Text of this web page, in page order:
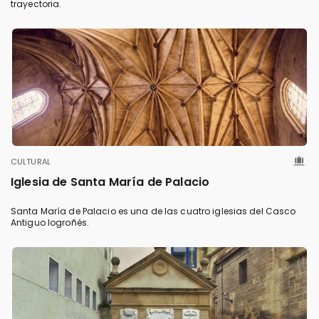
trayectoria.
CULTURAL
Iglesia de Santa María de Palacio
Santa María de Palacio es una de las cuatro iglesias del Casco
Antiguo logroñés.